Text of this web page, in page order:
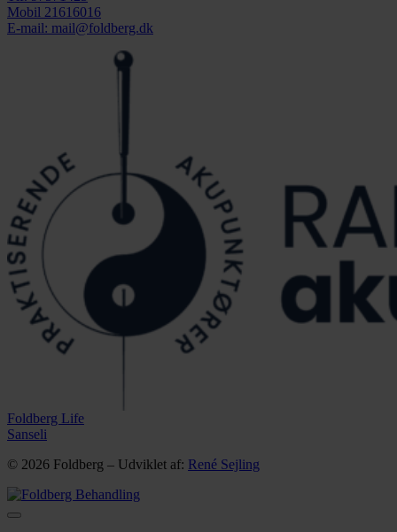
Mobil 21616016
E-mail: mail@foldberg.dk
Foldberg Life
Sanseli
© 2026 Foldberg – Udviklet af: René Sejling